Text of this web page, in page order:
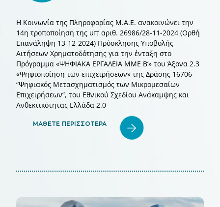
Η Κοινωνία της Πληροφορίας Μ.Α.Ε. ανακοινώνει την
14η τροποποίηση της υπ’ αριθ. 26986/28-11-2024 (Ορθή
Επανάληψη 13-12-2024) Πρόσκλησης Υποβολής
Αιτήσεων Χρηματοδότησης για την ένταξη στο
Πρόγραμμα «ΨΗΦΙΑΚΑ ΕΡΓΑΛΕΙΑ ΜΜΕ Β’» του Άξονα 2.3
«Ψηφιοποίηση των επιχειρήσεων» της Δράσης 16706
“Ψηφιακός Μετασχηματισμός των Μικρομεσαίων
Επιχειρήσεων”, του Εθνικού Σχεδίου Ανάκαμψης και
Ανθεκτικότητας Ελλάδα 2.0
ΜΑΘΕΤΕ ΠΕΡΙΣΣΟΤΕΡΑ